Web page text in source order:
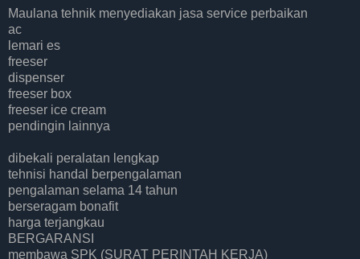
Maulana tehnik menyediakan jasa service perbaikan
ac
lemari es
freeser
dispenser
freeser box
freeser ice cream
pendingin lainnya
dibekali peralatan lengkap
tehnisi handal berpengalaman
pengalaman selama 14 tahun
berseragam bonafit
harga terjangkau
BERGARANSI
membawa SPK (SURAT PERINTAH KERJA)